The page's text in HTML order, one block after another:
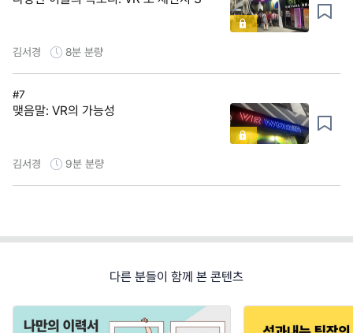
김서경 8분 분량
#7
맺음말: VR의 가능성
김서경 9분 분량
다른 분들이 함께 본 콘텐츠